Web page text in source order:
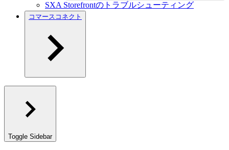
SXA Storefrontのトラブルシューティング
コマースコネクト
Toggle Sidebar